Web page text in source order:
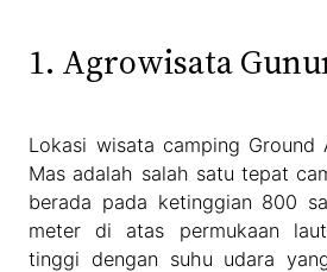
1. Agrowisata
Lokasi wisata camping Ground
Mas adalah salah satu tepat
berada pada ketinggian 800
meter di atas permukaan
tinggi dengan suhu udara